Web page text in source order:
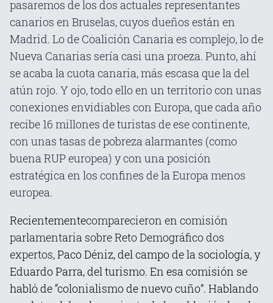
pasaremos de los dos actuales representantes
canarios en Bruselas, cuyos dueños están en
Madrid. Lo de Coalición Canaria es complejo, lo de
Nueva Canarias sería casi una proeza. Punto, ahí
se acaba la cuota canaria, más escasa que la del
atún rojo. Y ojo, todo ello en un territorio con unas
conexiones envidiables con Europa, que cada año
recibe 16 millones de turistas de ese continente,
con unas tasas de pobreza alarmantes (como
buena RUP europea) y con una posición
estratégica en los confines de la Europa menos
europea.
Recientementecomparecieron en comisión
parlamentaria sobre Reto Demográfico dos
expertos, Paco Déniz, del campo de la sociología, y
Eduardo Parra, del turismo. En esa comisión se
habló de “colonialismo de nuevo cuño”. Hablando